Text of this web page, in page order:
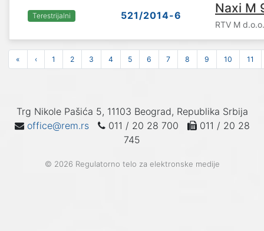
Terestrijalni 521/2014-6 Naxi M
RTV M
« ‹ 1 2 3 4 5 6 7 8 9 10 11
Trg Nikole Pašića 5, 11103 Beograd, Republika Srbija
office@rem.rs
011 / 20 28 700
011 / 20 28
745
© 2026 Regulatorno telo za elektronske medije